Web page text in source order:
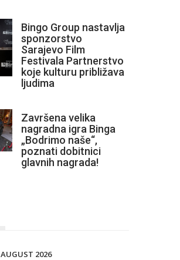
Bingo Group nastavlja
sponzorstvo
Sarajevo Film
Festivala Partnerstvo
koje kulturu približava
ljudima
Završena velika
nagradna igra Binga
„Bodrimo naše“,
poznati dobitnici
glavnih nagrada!
AUGUST 2026